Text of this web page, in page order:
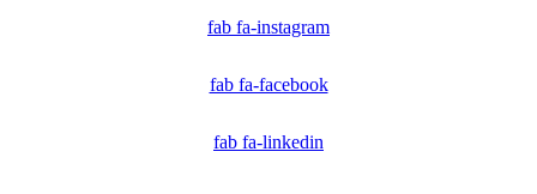
fab fa-instagram
fab fa-facebook
fab fa-linkedin